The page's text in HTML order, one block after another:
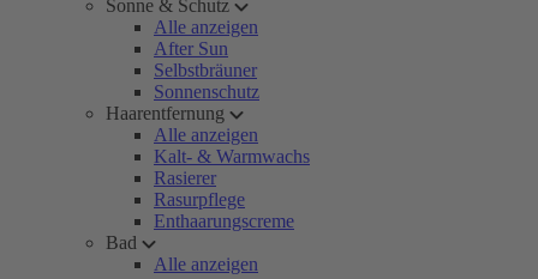
Sonne & Schutz
Alle anzeigen
After Sun
Selbstbräuner
Sonnenschutz
Haarentfernung
Alle anzeigen
Kalt- & Warmwachs
Rasierer
Rasurpflege
Enthaarungscreme
Bad
Alle anzeigen